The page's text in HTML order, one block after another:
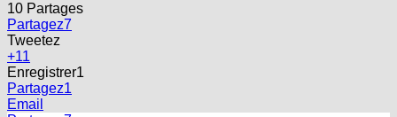
10 Partages
Partagez7
Tweetez
+11
Enregistrer1
Partagez1
Email